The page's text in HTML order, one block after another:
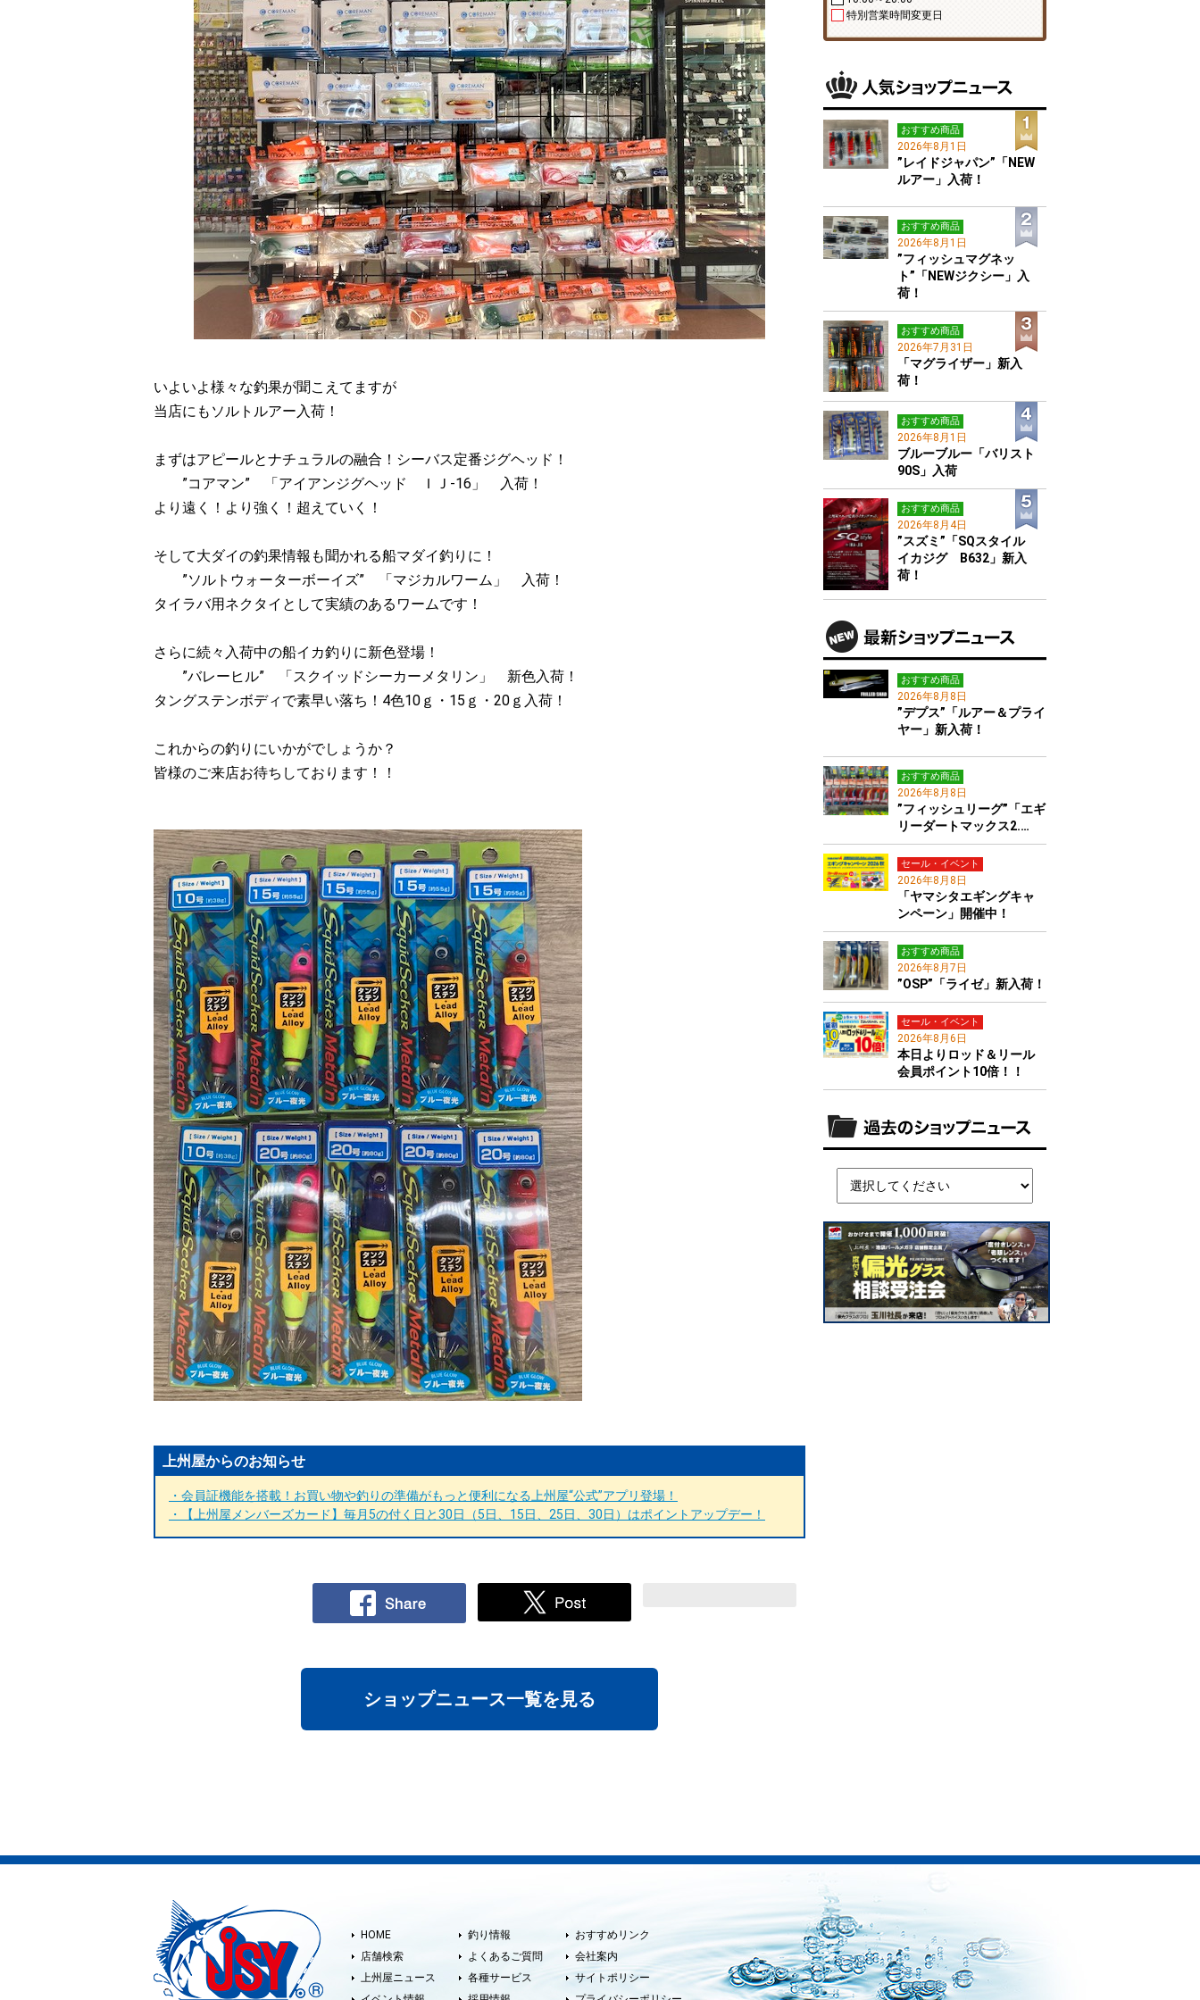
いよいよ様々な釣果が聞こえてますが
当店にもソルトルアー入荷！
まずはアピールとナチュラルの融合！シーバス定番ジグヘッド！
”コアマン” 「アイアンジグヘッド ＩＪ-16」 入荷！
より遠く！より強く！超えていく！
そして大ダイの釣果情報も聞かれる船マダイ釣りに！
”ソルトウォーターボーイズ” 「マジカルワーム」 入荷！
タイラバ用ネクタイとして実績のあるワームです！
さらに続々入荷中の船イカ釣りに新色登場！
”バレーヒル” 「スクイッドシーカーメタリン」 新色入荷！
タングステンボディで素早い落ち！4色10ｇ・15ｇ・20ｇ入荷！
これからの釣りにいかがでしょうか？
皆様のご来店お待ちしております！！
上州屋からのお知らせ
・会員証機能を搭載！お買い物や釣りの準備がもっと便利になる上州屋“公式”アプリ登場！
・【上州屋メンバーズカード】毎月5の付く日と30日（5日、15日、25日、30日）はポイントアップデー！
ショップニュース一覧を見る
特別営業時間変更日
おすすめ商品
2026年8月1日
”レイドジャパン”「NEW
ルアー」入荷！
おすすめ商品
2026年8月1日
”フィッシュマグネッ
ト”「NEWジクシー」入
荷！
おすすめ商品
2026年7月31日
「マグライザー」新入
荷！
おすすめ商品
2026年8月1日
ブルーブルー「バリスト
90S」入荷
おすすめ商品
2026年8月4日
”スズミ”「SQスタイル
イカジグ B632」新入
荷！
おすすめ商品
2026年8月8日
”デプス”「ルアー＆プライ
ヤー」新入荷！
おすすめ商品
2026年8月8日
”フィッシュリーグ”「エギ
リーダートマックス2.…
セール・イベント
2026年8月8日
「ヤマシタエギングキャ
ンペーン」開催中！
おすすめ商品
2026年8月7日
”OSP”「ライゼ」新入荷！
セール・イベント
2026年8月6日
本日よりロッド＆リール
会員ポイント10倍！！
HOME
店舗検索
上州屋ニュース
釣り情報
よくあるご質問
各種サービス
おすすめリンク
会社案内
サイトポリシー